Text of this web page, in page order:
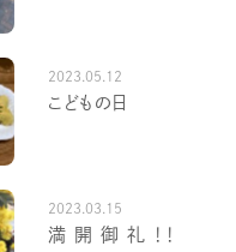
2023.05.12
こどもの日
2023.03.15
満 開 御 礼 ！！